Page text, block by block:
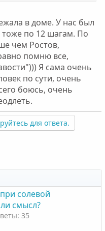
в доме. У нас был
по 12 шагам. По
чем Ростов,
помню все,
Я сама очень
по сути, очень
боюсь, очень
для ответа.
почта
солевой
смысл?
35